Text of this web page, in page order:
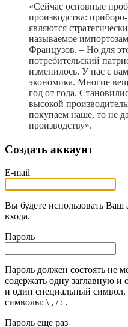
«Сейчас основные
производства:
являются
называемое
Французов. – Но для
потребительский
изменилось. У нас с
экономика. Многие
год от года.
высокой
покупаем наше, то не
производству».
Создать аккаунт
E-mail
Вы будете использовать Ваш
входа.
Пароль
Пароль должен состоять не
содержать одну заглавную
и один специальный
символы: \ , / : .
Пароль еще раз